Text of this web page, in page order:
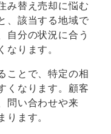
み替え売却に悩む
、該当する地域で
自分の状況に合う
なります。
ことで、特定の相
くなります。顧客
問い合わせや来
ります。